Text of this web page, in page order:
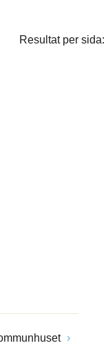
Resultat per sida: